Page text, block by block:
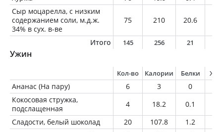
Сыр моцарелла, с низким
содержанием соли, м.д.ж.
34% в сух. в-ве
75 210 20.6
Итого 145 256 21
Ужин
Кол-во Калории Белки
Ананас (На пару) 6 3 0
Кокосовая стружка,
подслащенная
4 18.2 0.1
Сладости, белый шоколад
20 107.8 1.2